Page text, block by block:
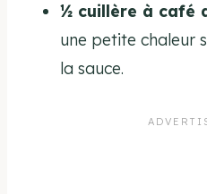
½ cuillère à café
une petite chaleur
la sauce.